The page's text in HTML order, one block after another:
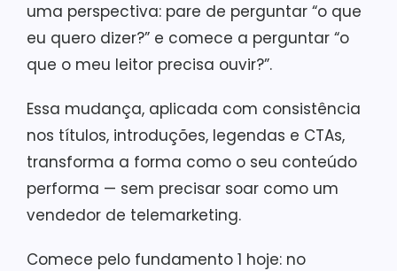
uma perspectiva: pare de perguntar “o que
eu quero dizer?” e comece a perguntar “o
que o meu leitor precisa ouvir?”.
Essa mudança, aplicada com consistência
nos títulos, introduções, legendas e CTAs,
transforma a forma como o seu conteúdo
performa — sem precisar soar como um
vendedor de telemarketing.
Comece pelo fundamento 1 hoje: no